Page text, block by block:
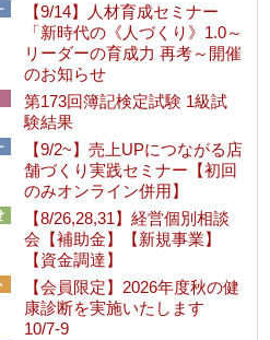
【9/14】人材育成セミナー
「新時代の《人づくり》1.0～
リーダーの育成力 再考～開催
のお知らせ
第173回簿記検定試験 1級試
験結果
【9/2~】売上UPにつながる店
舗づくり実践セミナー【初回
のみオンライン併用】
【8/26,28,31】経営個別相談
会【補助金】【新規事業】
【資金調達】
【会員限定】2026年度秋の健
康診断を実施いたします
10/7-9